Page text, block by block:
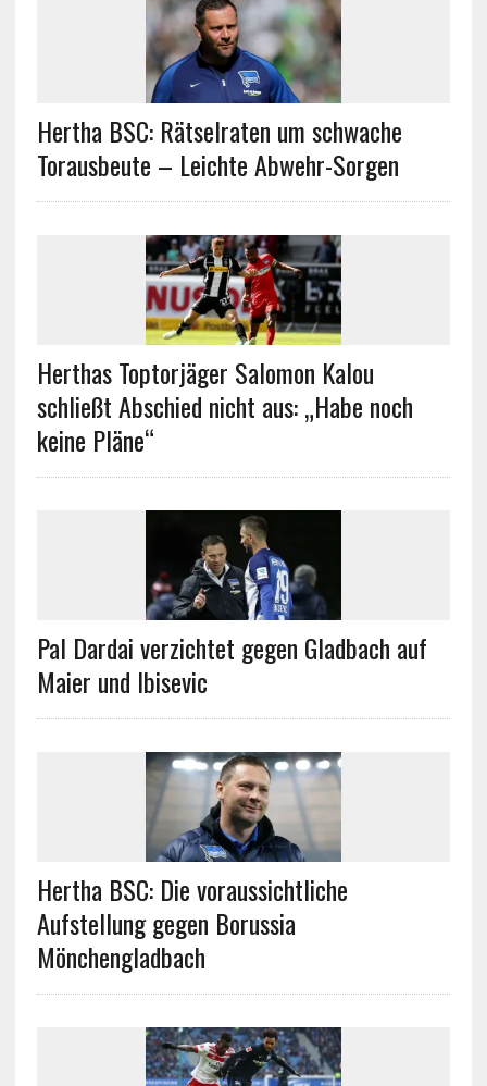
Hertha BSC: Rätselraten um schwache
Torausbeute – Leichte Abwehr-Sorgen
Herthas Toptorjäger Salomon Kalou
schließt Abschied nicht aus: „Habe noch
keine Pläne“
Pal Dardai verzichtet gegen Gladbach auf
Maier und Ibisevic
Hertha BSC: Die voraussichtliche
Aufstellung gegen Borussia
Mönchengladbach